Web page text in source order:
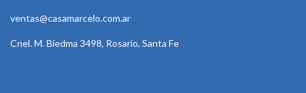
ventas@casamarcelo.com.ar
Cnel. M. Biedma 3498, Rosario, Santa Fe